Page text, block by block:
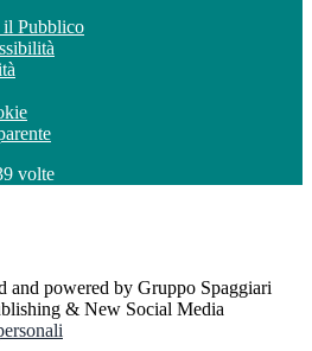
Pubblico
volte
and powered by Gruppo Spaggiari
& New Social Media